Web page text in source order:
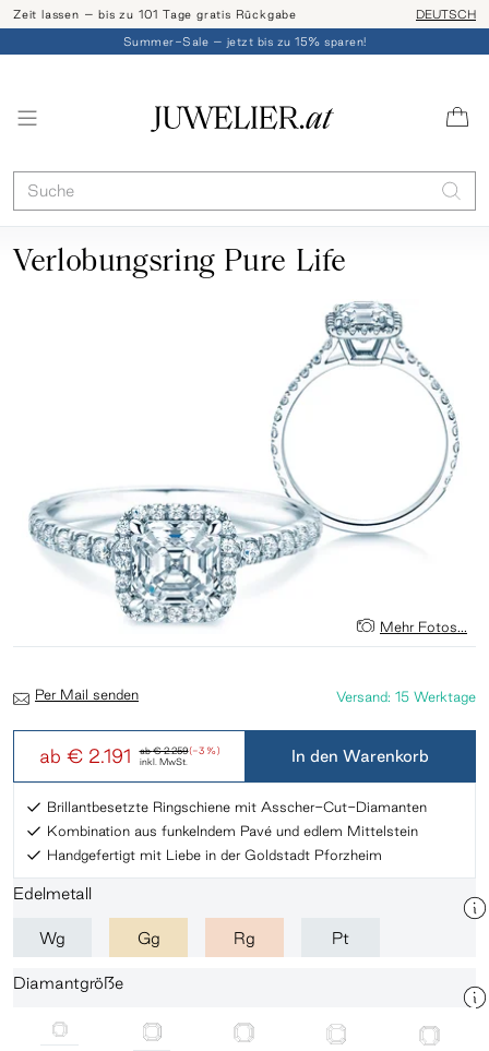
Zeit lassen – bis zu 101 Tage gratis Rückgabe Ringgröße
DEUTSCH
Summer-Sale – jetzt bis zu 15% sparen!
Verlobungsring Pure Life
Mehr Fotos...
ab€ 2.259(-3 %)
ab € 2.191 inkl. MwSt.
Versand: 15 Werktage
Per Mail senden
In den Warenkorb
Brillantbesetzte Ringschiene mit Asscher-Cut-Diamanten
Kombination aus funkelndem Pavé und edlem Mittelstein
Handgefertigt mit Liebe in der Goldstadt Pforzheim
Edelmetall
Wg Gg Rg Pt
Diamantgröße